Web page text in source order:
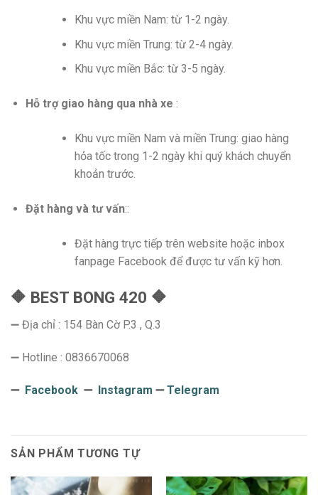
Khu vực miền Nam: từ 1-2 ngày.
Khu vực miền Trung: từ 2-4 ngày.
Khu vực miền Bắc: từ 3-5 ngày.
Hỗ trợ giao hàng qua nhà xe :
Khu vực miền Nam và miền Trung: giao hàng
hỏa tốc trong 1-2 ngày khi quý khách chuyển
khoản trước.
Đặt hàng và tư vấn::
Đặt hàng trực tiếp trên website hoặc inbox
fanpage Facebook để được tư vấn kỹ hơn.
🔶 BEST BONG 420 🔶
➖ Địa chỉ : 154 Bàn Cờ P.3 , Q.3
➖ Hotline : 0836670068
➖ Facebook ➖ Instagram ➖Telegram
SẢN PHẨM TƯƠNG TỰ